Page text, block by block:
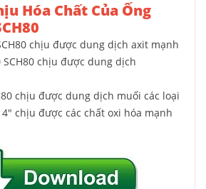
Hóa Chất Của Ống
chịu được dung dịch axit mạnh
SCH80 chịu được dung dịch
chịu được dung dịch muối các loại
4" chịu được các chất oxi hóa mạnh